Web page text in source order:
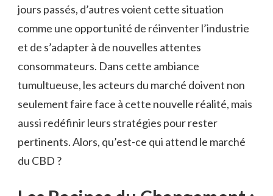
jours passés, d’autres voient cette situation
comme une opportunité de réinventer l’industrie
et de s’adapter à de nouvelles attentes
consommateurs. Dans cette ambiance
tumultueuse, les acteurs du marché doivent non
seulement faire face à cette nouvelle réalité, mais
aussi redéfinir leurs stratégies pour rester
pertinents. Alors, qu’est-ce qui attend le marché
du CBD ?